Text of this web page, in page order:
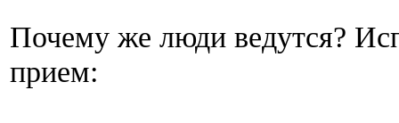
Почему же люди ведутся?
прием: